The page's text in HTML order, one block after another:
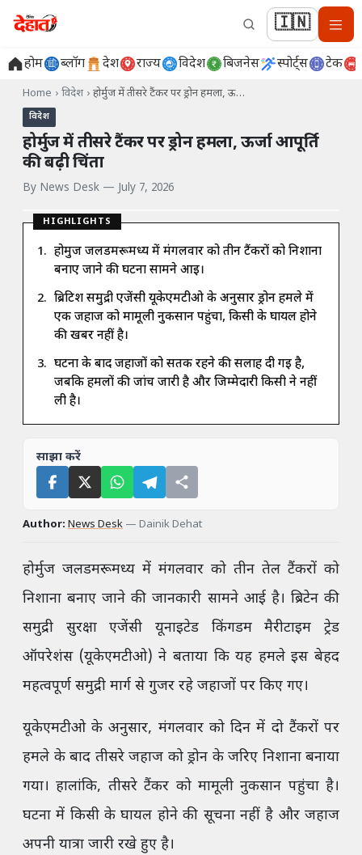
🇮🇳
होम ब्लॉग देश राज्य विदेश बिजनेस स्पोर्ट्स टेक
Home › विदेश › होर्मुज में तीसरे टैंकर पर ड्रोन हमला, ऊ…
विदेश
होर्मुज में तीसरे टैंकर पर ड्रोन हमला, ऊर्जा आपूर्ति
की बढ़ी चिंता
By News Desk — July 7, 2026
HIGHLIGHTS
होर्मुज जलडमरूमध्य में मंगलवार को तीन टैंकरों को निशाना
बनाए जाने की घटना सामने आई।
ब्रिटिश समुद्री एजेंसी यूकेएमटीओ के अनुसार ड्रोन हमले में
एक जहाज को मामूली नुकसान पहुंचा, किसी के घायल होने
की खबर नहीं है।
घटना के बाद जहाजों को सतर्क रहने की सलाह दी गई है,
जबकि हमलों की जांच जारी है और जिम्मेदारी किसी ने नहीं
ली है।
साझा करें
Author: News Desk — Dainik Dehat
होर्मुज जलडमरूमध्य में मंगलवार को तीन तेल टैंकरों को
निशाना बनाए जाने की जानकारी सामने आई है। ब्रिटेन की
समुद्री सुरक्षा एजेंसी यूनाइटेड किंगडम मैरीटाइम ट्रेड
ऑपरेशंस (यूकेएमटीओ) ने बताया कि यह हमले इस बेहद
महत्वपूर्ण समुद्री मार्ग से गुजर रहे जहाजों पर किए गए।
यूकेएमटीओ के अनुसार, मंगलवार को दिन में दो टैंकरों पर
हमले के बाद तीसरे जहाज को ड्रोन के जरिए निशाना बनाया
गया। हालांकि, तीसरे टैंकर को मामूली नुकसान पहुंचा है।
घटना में किसी के घायल होने की सूचना नहीं है और जहाज
अपनी यात्रा जारी रखे हुए है।